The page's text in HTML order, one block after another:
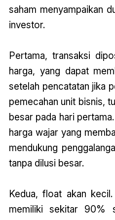
saham menyampaikan
investor.
Pertama, transaksi
harga, yang dapat
setelah pencatatan jika
pemecahan unit bisnis,
besar pada hari
harga wajar yang
mendukung
tanpa dilusi besar.
Kedua, float akan
memiliki sekitar 90%